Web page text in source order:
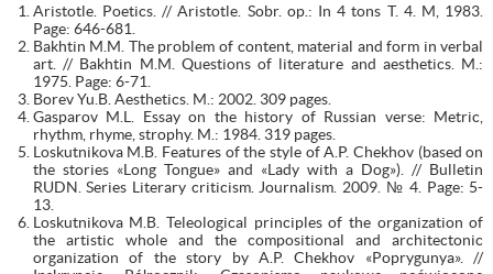
Aristotle. Poetics. // Aristotle. Sobr. op.: In 4 tons T. 4. M, 1983.
Page: 646-681.
Bakhtin M.M. The problem of content, material and form in verbal
art. // Bakhtin M.M. Questions of literature and aesthetics. M.:
1975. Page: 6-71.
Borev Yu.B. Aesthetics. M.: 2002. 309 pages.
Gasparov M.L. Essay on the history of Russian verse: Metric,
rhythm, rhyme, strophy. M.: 1984. 319 pages.
Loskutnikova M.B. Features of the style of A.P. Chekhov (based on
the stories «Long Tongue» and «Lady with a Dog»). // Bulletin
RUDN. Series Literary criticism. Journalism. 2009. № 4. Page: 5-
13.
Loskutnikova M.B. Teleological principles of the organization of
the artistic whole and the compositional and architectonic
organization of the story by A.P. Chekhov «Poprygunya». //